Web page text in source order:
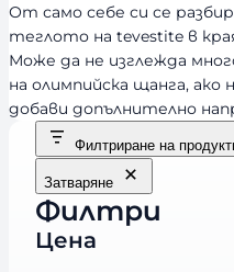
От само себе си се
теглото на tevestite в
Може да не изглежда
на олимпийска щанга, ако
добави допълнително
Филтриране на
Затваряне
Филтри
Цена